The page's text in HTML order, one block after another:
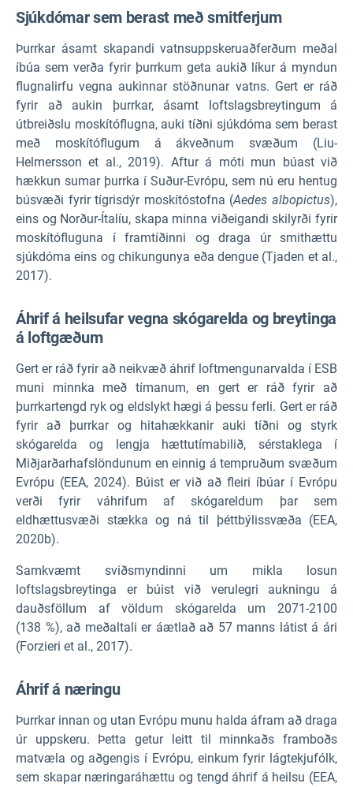
Sjúkdómar sem berast með smitferjum
Þurrkar ásamt skapandi vatnsuppskeruaðferðum meðal
íbúa sem verða fyrir þurrkum geta aukið líkur á myndun
flugnalirfu vegna aukinnar stöðnunar vatns. Gert er ráð
fyrir að aukin þurrkar, ásamt loftslagsbreytingum á
útbreiðslu moskítóflugna, auki tíðni sjúkdóma sem berast
með moskítóflugum á ákveðnum svæðum (Liu-
Helmersson et al., 2019). Aftur á móti mun búast við
hækkun sumar þurrka í Suður-Evrópu, sem nú eru hentug
búsvæði fyrir tígrisdýr moskítóstofna (Aedes albopictus),
eins og Norður-Ítalíu, skapa minna viðeigandi skilyrði fyrir
moskítófluguna í framtíðinni og draga úr smithættu
sjúkdóma eins og chikungunya eða dengue (Tjaden et al.,
2017).
Áhrif á heilsufar vegna skógarelda og breytinga
á loftgæðum
Gert er ráð fyrir að neikvæð áhrif loftmengunarvalda í ESB
muni minnka með tímanum, en gert er ráð fyrir að
þurrkartengd ryk og eldslykt hægi á þessu ferli. Gert er ráð
fyrir að þurrkar og hitahækkanir auki tíðni og styrk
skógarelda og lengja hættutímabilið, sérstaklega í
Miðjarðarhafslöndunum en einnig á tempruðum svæðum
Evrópu (EEA, 2024). Búist er við að fleiri íbúar í Evrópu
verði fyrir váhrifum af skógareldum þar sem
eldhættusvæði stækka og ná til þéttbýlissvæða (EEA,
2020b).
Samkvæmt sviðsmyndinni um mikla losun
loftslagsbreytinga er búist við verulegri aukningu á
dauðsföllum af völdum skógarelda um 2071-2100
(138 %), að meðaltali er áætlað að 57 manns látist á ári
(Forzieri et al., 2017).
Áhrif á næringu
Þurrkar innan og utan Evrópu munu halda áfram að draga
úr uppskeru. Þetta getur leitt til minnkaðs framboðs
matvæla og aðgengis í Evrópu, einkum fyrir lágtekjufólk,
sem skapar næringaráhættu og tengd áhrif á heilsu (EEA,